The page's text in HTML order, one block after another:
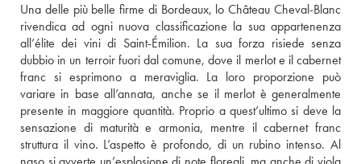
Una delle più belle firme di Bordeaux, lo Château Cheval-Blanc
rivendica ad ogni nuova classificazione la sua appartenenza
all’élite dei vini di Saint-Émilion. La sua forza risiede senza
dubbio in un terroir fuori dal comune, dove il merlot e il cabernet
franc si esprimono a meraviglia. La loro proporzione può
variare in base all’annata, anche se il merlot è generalmente
presente in maggiore quantità. Proprio a quest’ultimo si deve la
sensazione di maturità e armonia, mentre il cabernet franc
struttura il vino. L’aspetto è profondo, di un rubino intenso. Al